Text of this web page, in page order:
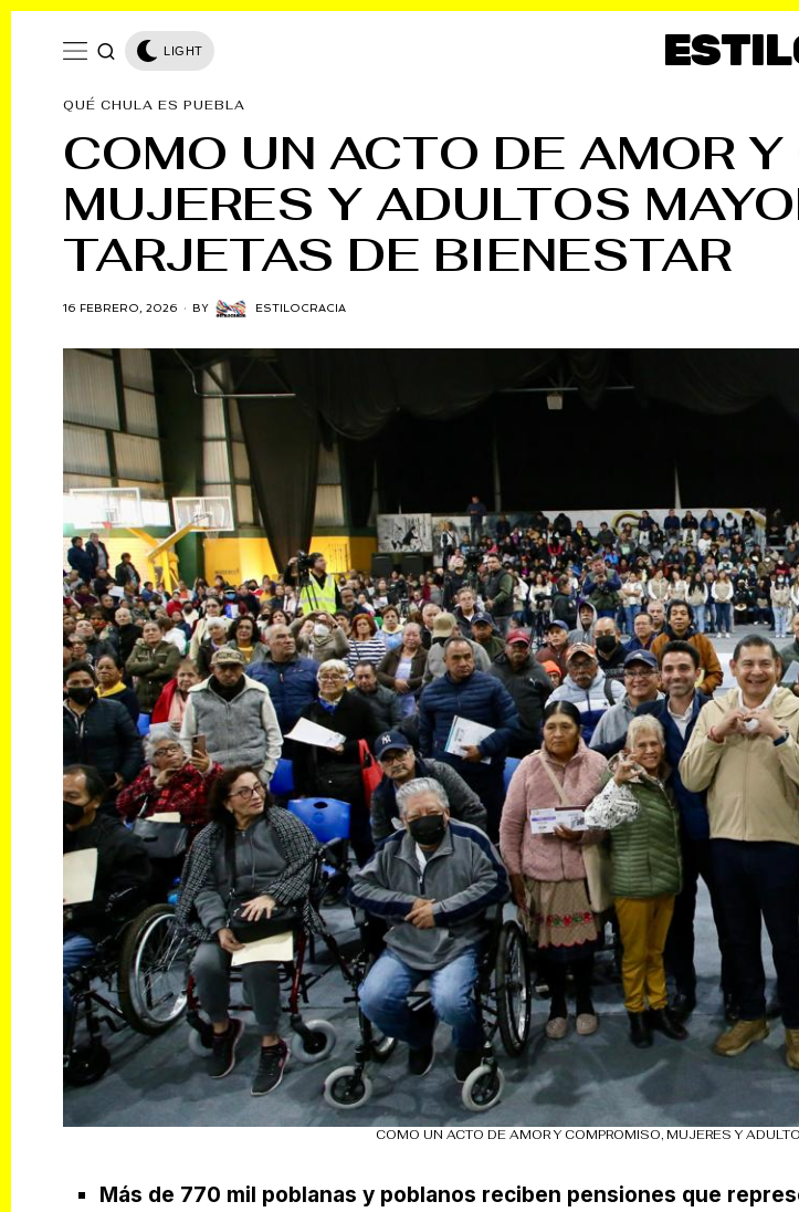
LIGHT
QUÉ CHULA ES PUEBLA
COMO UN ACTO DE AMOR
MUJERES Y ADULTOS
TARJETAS DE BIENESTAR
16 FEBRERO, 2026 BY ESTILOCRACIA
COMO UN ACTO DE AMOR Y COMPROMISO, MUJERES Y
Más de 770 mil poblanas y poblanos reciben pensiones que